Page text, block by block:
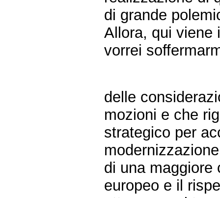
di grande
Allora, qui viene
vorrei
delle
mozioni e che
strategico per
di una maggiore
europeo e il